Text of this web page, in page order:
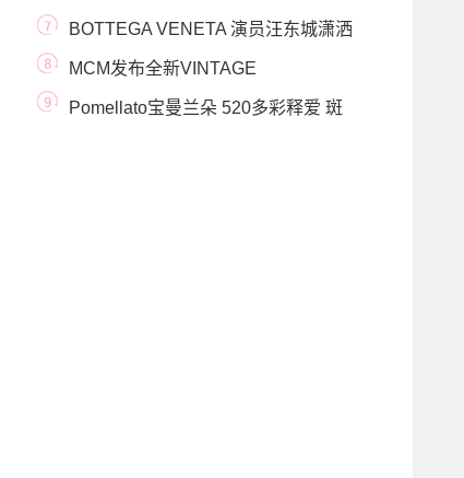
宝格丽Serpenti S
BOTTEGA VENETA 演员汪东城潇洒
演绎时尚大片
MCM发布全新VINTAGE
JACQUARD复古提花胶囊系列
Pomellato宝曼兰朵 520多彩释爱 斑